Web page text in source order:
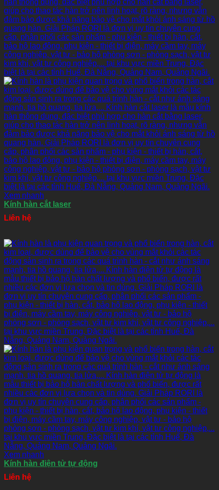
Xem nhanh
Kính hàn cắt laser
Liên hệ
Xem nhanh
Kính hàn điện tử tự động
Liên hệ